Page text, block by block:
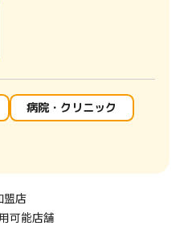
病院・クリニック
盟店
可能店舗